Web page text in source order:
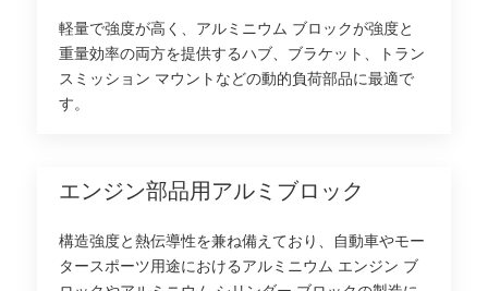
軽量で強度が高く、アルミニウム ブロックが強度と
重量効率の両方を提供するハブ、ブラケット、トラン
スミッション マウントなどの動的負荷部品に最適で
す。
エンジン部品用アルミブロック
構造強度と熱伝導性を兼ね備えており、自動車やモー
タースポーツ用途におけるアルミニウム エンジン ブ